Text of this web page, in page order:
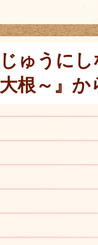
じゅうに
大根～』か